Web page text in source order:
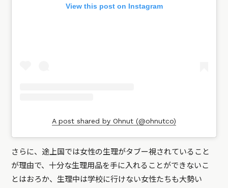
View this post on Instagram
A post shared by Ohnut (@ohnutco)
さらに、途上国では女性の生理がタブー視されていること
が理由で、十分な生理用品を手に入れることができないこ
とはおろか、生理中は学校に行けない女性たちも大勢い